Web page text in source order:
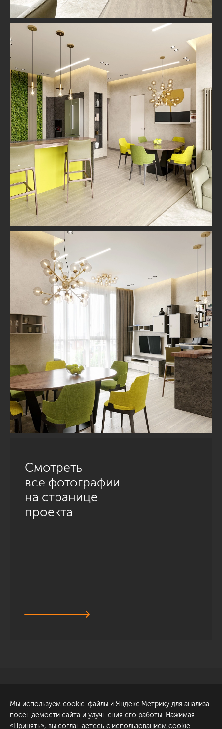
Смотреть
все фотографии
на странице
проекта
Обсудить проект
ул. Академика Павлова, 6
к1
Мы используем cookie-файлы и Яндекс.Метрику для анализа
посещаемости сайта и улучшения его работы. Нажимая
«Принять», вы соглашаетесь с использованием cookie-